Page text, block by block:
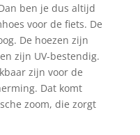
ben je dus altijd
voor de fiets. De
De hoezen zijn
zijn UV-bestendig.
zijn voor de
Dat komt
zoom, die zorgt